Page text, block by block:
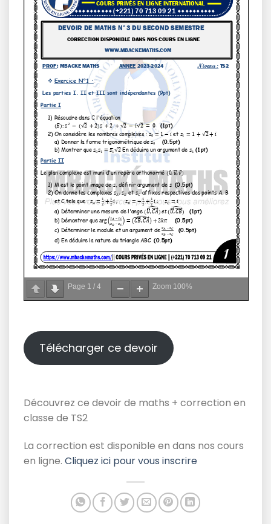
Page 1 / 4 Zoom 100%
Télécharger ce devoir
Découvrez ce devoir de maths + correction en
classe de TS2
La correction est disponible en dans nos cours
en ligne. Cliquez ici pour vous inscrire